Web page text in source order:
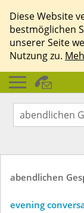
Diese Website
bestmöglichen
unserer Seite
Nutzung zu.
abendlichen
evening